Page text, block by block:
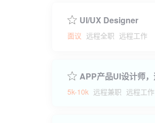
UI/UX Designer
面议 远程全职 远程工作
5k-10k 远程兼职 远程工作